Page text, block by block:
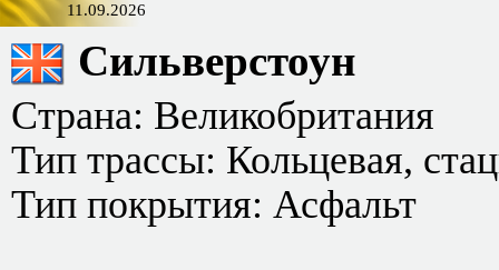
11.09.2026
Сильверстоун
Страна: Великобритания
Тип трассы: Кольцевая,
Тип покрытия: Асфальт